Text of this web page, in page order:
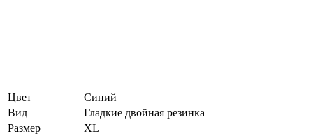
Цвет
Синий
Вид
Гладкие двойная резинка
Размер
XL